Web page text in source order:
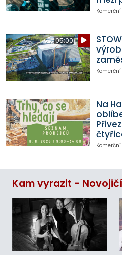
05:00
Na
Kam vyrazit -